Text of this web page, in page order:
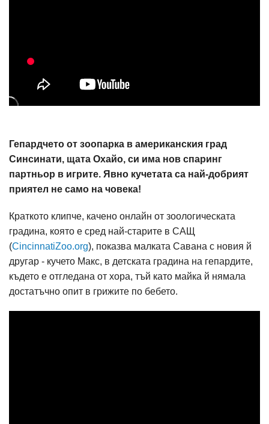
Гепардчето от зоопарка в американския град
Синсинати, щата Охайо, си има нов спаринг
партньор в игрите. Явно кучетата са най-добрият
приятел не само на човека!
Краткото клипче, качено онлайн от зоологическата
градина, която е сред най-старите в САЩ
(CincinnatiZoo.org), показва малката Савана с новия й
другар - кучето Макс, в детската градина на гепардите,
където е отгледана от хора, тъй като майка й нямала
достатъчно опит в грижите по бебето.